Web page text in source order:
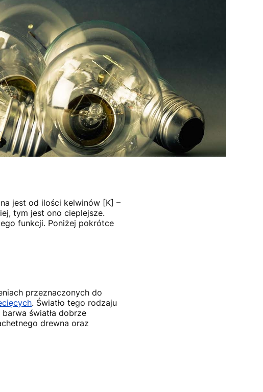
jest od ilości kelwinów [K] –
tym jest ono cieplejsze.
funkcji. Poniżej pokrótce
przeznaczonych do
. Światło tego rodzaju
światła dobrze
drewna oraz